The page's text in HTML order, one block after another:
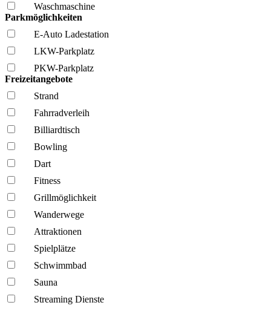
Wasch­maschine
Parkmöglichkeiten
E-Auto Ladestation
LKW-Parkplatz
PKW-Parkplatz
Freizeitangebote
Strand
Fahrrad­verleih
Billiardtisch
Bowling
Dart
Fitness
Grillmöglich­keit
Wanderwege
Attraktionen
Spielplätze
Schwimmbad
Sauna
Streaming Dienste